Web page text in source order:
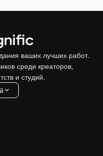
ваших лучших работ.
среди креаторов,
и студий.